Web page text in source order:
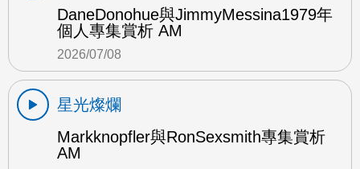
DaneDonohue與JimmyMessina1979年
個人專集賞析 AM
2026/07/08
星光燦爛
Markknopfler與RonSexsmith專集賞析
AM